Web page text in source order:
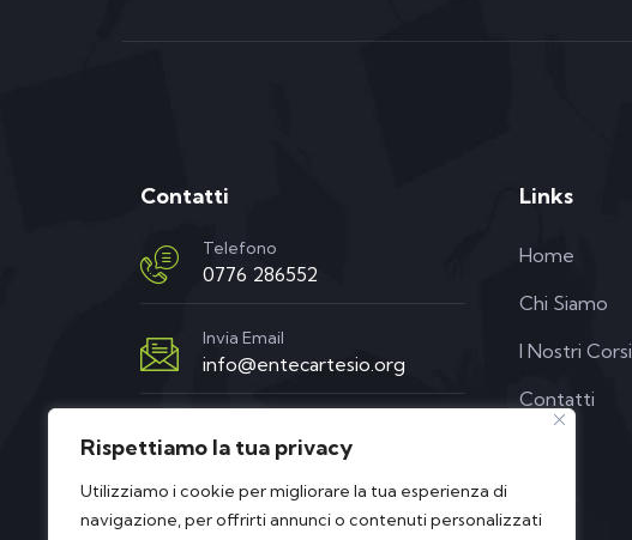
Rispettiamo la tua privacy
Utilizziamo i cookie per migliorare la tua esperienza di
navigazione, per offrirti annunci o contenuti personalizzati
Contatti
Telefono
0776 286552
Invia Email
info@entecartesio.org
via XX settembre, 63a/b
03039 Sora (FR)
Links
Home
Chi Siamo
I Nostri Corsi
Contatti